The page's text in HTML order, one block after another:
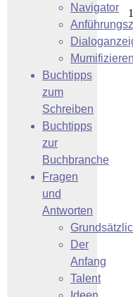
Navigator
Mumifizieren
Buchtipps
zum
Schreiben
Buchtipps
zur
Buchbranche
Fragen
und
Antworten
Der
Anfang
Talent